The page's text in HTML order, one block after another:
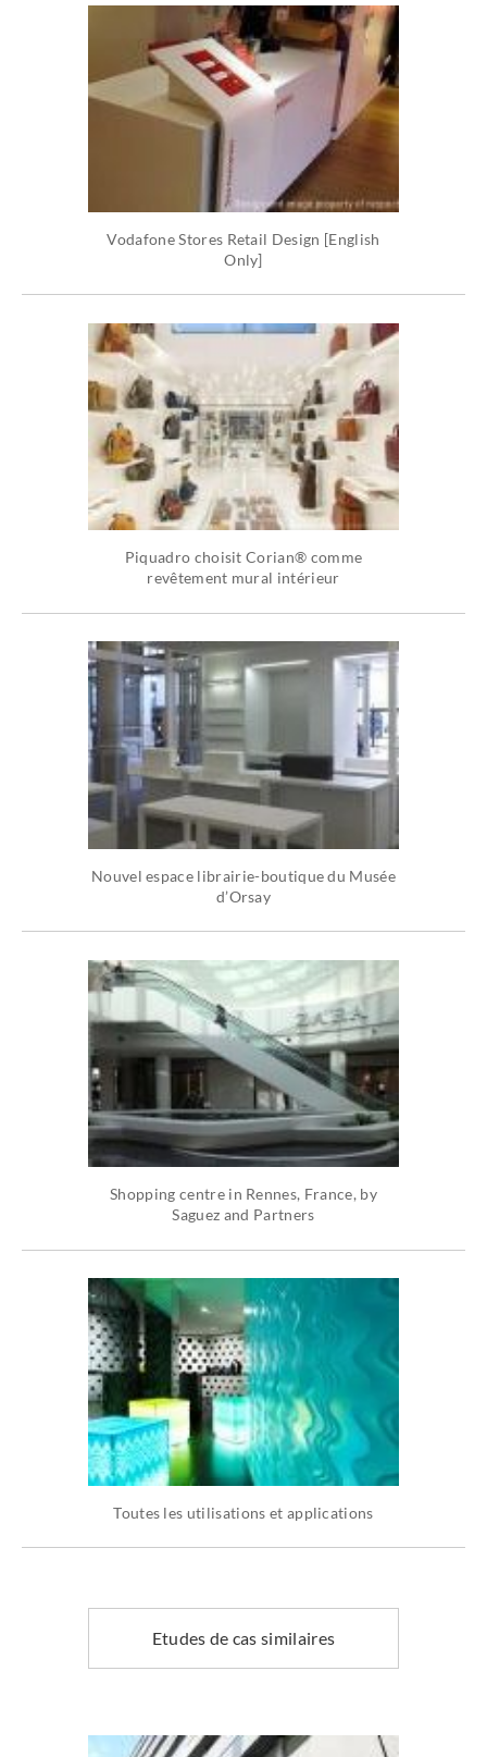
Vodafone Stores Retail Design [English
Only]
Piquadro choisit Corian® comme
revêtement mural intérieur
Nouvel espace librairie-boutique du Musée
d’Orsay
Shopping centre in Rennes, France, by
Saguez and Partners
Toutes les utilisations et applications
Etudes de cas similaires